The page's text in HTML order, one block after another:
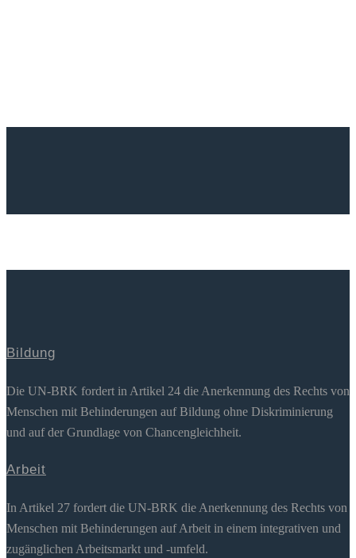
Bildung
Die UN-BRK fordert in Artikel 24 die Anerkennung des Rechts von
Menschen mit Behinderungen auf Bildung ohne Diskriminierung
und auf der Grundlage von Chancengleichheit.
Arbeit
In Artikel 27 fordert die UN-BRK die Anerkennung des Rechts von
Menschen mit Behinderungen auf Arbeit in einem integrativen und
zugänglichen Arbeitsmarkt und -umfeld.